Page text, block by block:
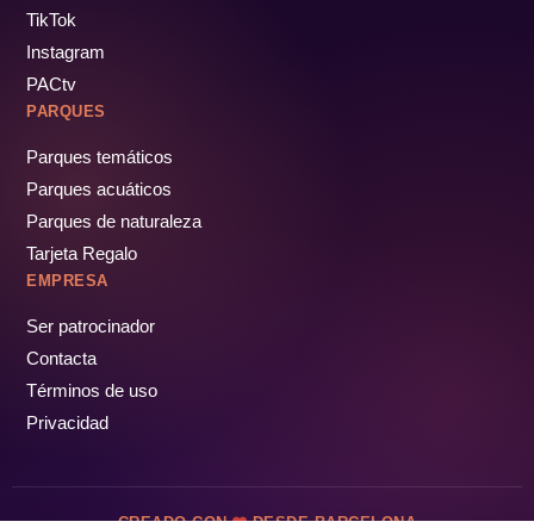
TikTok
Instagram
PACtv
PARQUES
Parques temáticos
Parques acuáticos
Parques de naturaleza
Tarjeta Regalo
EMPRESA
Ser patrocinador
Contacta
Términos de uso
Privacidad
CREADO CON DESDE BARCELONA